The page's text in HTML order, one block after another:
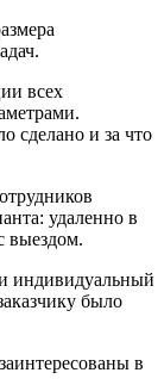
всех
сделано и за что
удаленно в
выездом.
индивидуальный
было
в